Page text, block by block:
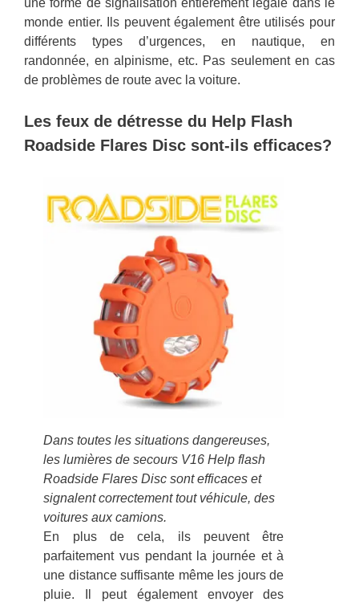
monde entier. Ils peuvent également être utilisés pour
différents types d’urgences, en nautique, en
randonnée, en alpinisme, etc. Pas seulement en cas
de problèmes de route avec la voiture.
Les feux de détresse du Help Flash
Roadside Flares Disc sont-ils efficaces?
Dans toutes les situations dangereuses,
les lumières de secours V16 Help flash
Roadside Flares Disc sont efficaces et
signalent correctement tout véhicule, des
voitures aux camions.
En plus de cela, ils peuvent être
parfaitement vus pendant la journée et à
une distance suffisante même les jours de
pluie. Il peut également envoyer des